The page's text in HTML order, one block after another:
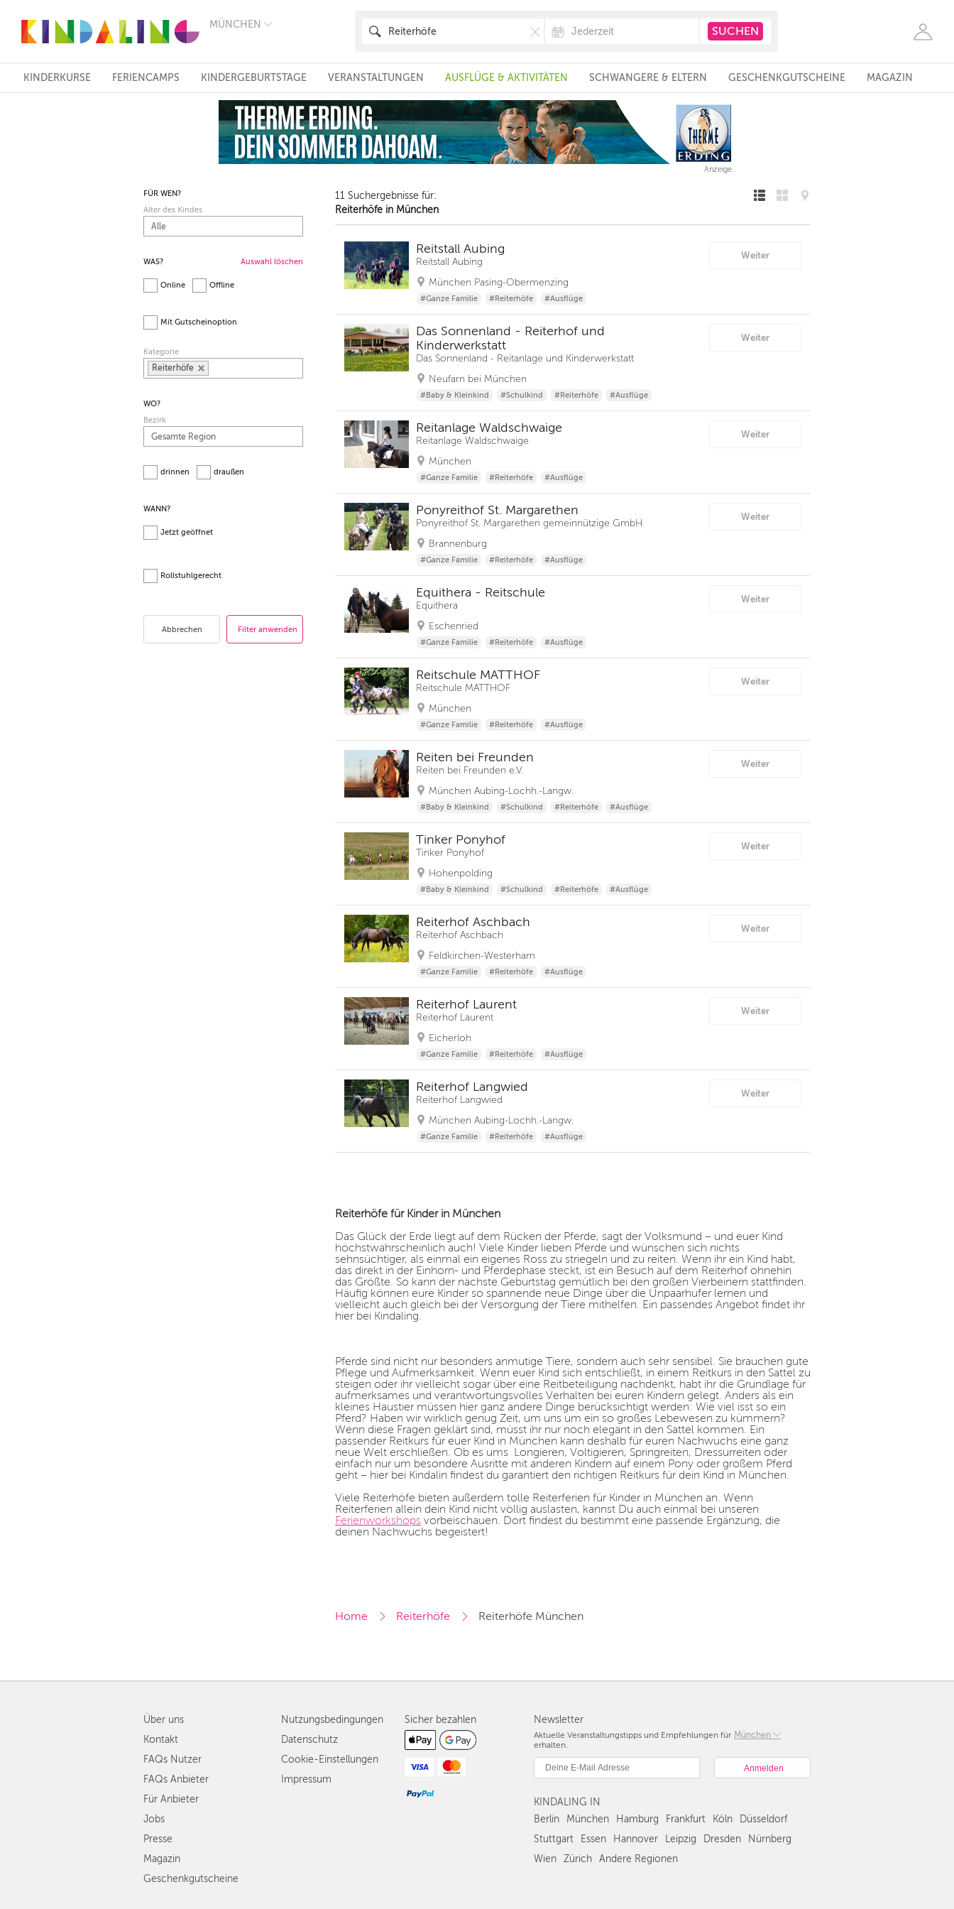
MÜNCHEN
FRANKFURT
KÖLN
DÜSSELDORF
STUTTGART
ESSEN
HANNOVER
LEIPZIG
ZÜRICH
ANDERE
KINDERKURSE FERIENCAMPS KINDERGEBURTSTAGE VERANSTALTUNGEN AUSFLÜGE & AKTIVITÄTEN SCHWANGERE & ELTERN GESCHENKGUTSCHEINE MAGAZIN
Anzeige
FÜR WEN?
Alter des Kindes
WAS? Auswahl löschen
Online Offline
Mit Gutscheinoption
Kategorie
Reiterhöfe
WO?
Bezirk
drinnen draußen
WANN?
Jetzt geöffnet
Rollstuhlgerecht
Abbrechen
11 Suchergebnisse für:
Reiterhöfe in München
Reitstall Aubing
Reitstall Aubing
München Pasing-Obermenzing
#Ganze Familie #Reiterhöfe #Ausflüge
Weiter
Das Sonnenland - Reiterhof und
Kinderwerkstatt
Das Sonnenland - Reitanlage und Kinderwerkstatt
Neufarn bei München
#Baby & Kleinkind #Schulkind #Reiterhöfe #Ausflüge
Weiter
Reitanlage Waldschwaige
Reitanlage Waldschwaige
München
#Ganze Familie #Reiterhöfe #Ausflüge
Weiter
Ponyreithof St. Margarethen
Ponyreithof St. Margarethen gemeinnützige GmbH
Brannenburg
#Ganze Familie #Reiterhöfe #Ausflüge
Weiter
Equithera - Reitschule
Equithera
Eschenried
#Ganze Familie #Reiterhöfe #Ausflüge
Weiter
Reitschule MATTHOF
Reitschule MATTHOF
München
#Ganze Familie #Reiterhöfe #Ausflüge
Weiter
Reiten bei Freunden
Reiten bei Freunden e.V.
München Aubing-Lochh.-Langw.
#Baby & Kleinkind #Schulkind #Reiterhöfe #Ausflüge
Weiter
Tinker Ponyhof
Tinker Ponyhof
Hohenpolding
#Baby & Kleinkind #Schulkind #Reiterhöfe #Ausflüge
Weiter
Reiterhof Aschbach
Reiterhof Aschbach
Feldkirchen-Westerham
#Ganze Familie #Reiterhöfe #Ausflüge
Weiter
Reiterhof Laurent
Reiterhof Laurent
Eicherloh
#Ganze Familie #Reiterhöfe #Ausflüge
Weiter
Reiterhof Langwied
Reiterhof Langwied
München Aubing-Lochh.-Langw.
#Ganze Familie #Reiterhöfe #Ausflüge
Weiter
Reiterhöfe für Kinder in München
Das Glück der Erde liegt auf dem Rücken der Pferde, sagt der Volksmund – und euer Kind
höchstwahrscheinlich auch! Viele Kinder lieben Pferde und wünschen sich nichts
sehnsüchtiger, als einmal ein eigenes Ross zu striegeln und zu reiten. Wenn ihr ein Kind habt,
das direkt in der Einhorn- und Pferdephase steckt, ist ein Besuch auf dem Reiterhof ohnehin
das Größte. So kann der nächste Geburtstag gemütlich bei den großen Vierbeinern stattfinden.
Häufig können eure Kinder so spannende neue Dinge über die Unpaarhufer lernen und
vielleicht auch gleich bei der Versorgung der Tiere mithelfen. Ein passendes Angebot findet ihr
hier bei Kindaling.
Pferde sind nicht nur besonders anmutige Tiere, sondern auch sehr sensibel. Sie brauchen gute
Pflege und Aufmerksamkeit. Wenn euer Kind sich entschließt, in einem Reitkurs in den Sattel zu
steigen oder ihr vielleicht sogar über eine Reitbeteiligung nachdenkt, habt ihr die Grundlage für
aufmerksames und verantwortungsvolles Verhalten bei euren Kindern gelegt. Anders als ein
kleines Haustier müssen hier ganz andere Dinge berücksichtigt werden: Wie viel isst so ein
Pferd? Haben wir wirklich genug Zeit, um uns um ein so großes Lebewesen zu kümmern?
Wenn diese Fragen geklärt sind, müsst ihr nur noch elegant in den Sattel kommen. Ein
passender Reitkurs für euer Kind in München kann deshalb für euren Nachwuchs eine ganz
neue Welt erschließen. Ob es ums Longieren, Voltigieren, Springreiten, Dressurreiten oder
einfach nur um besondere Ausritte mit anderen Kindern auf einem Pony oder großem Pferd
geht – hier bei Kindalin findest du garantiert den richtigen Reitkurs für dein Kind in München.
Viele Reiterhöfe bieten außerdem tolle Reiterferien für Kinder in München an. Wenn
Reiterferien allein dein Kind nicht völlig auslasten, kannst Du auch einmal bei unseren
Ferienworkshops vorbeischauen. Dort findest du bestimmt eine passende Ergänzung, die
deinen Nachwuchs begeistert!
Home Reiterhöfe Reiterhöfe München
Newsletter
Aktuelle Veranstaltungstipps und Empfehlungen für München
Berlin
Hamburg
Düsseldorf
Stuttgart
erhalten.
KINDALING IN
Berlin
München Hamburg Frankfurt Köln
Düsseldorf
Stuttgart
Essen Hannover Leipzig Dresden
Nürnberg
Wien
Zürich Andere Regionen
Über uns
Kontakt
FAQs Nutzer
FAQs Anbieter
Für Anbieter
Jobs
Presse
Magazin
Geschenkgutscheine
Nutzungsbedingungen
Datenschutz
Cookie-Einstellungen
Impressum
Sicher bezahlen